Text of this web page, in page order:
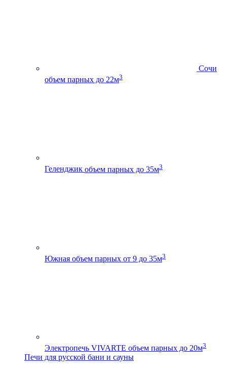
Сочи
объем парных до 22м3
Геленджик объем парных до 35м3
Южная объем парных от 9 до 35м3
Электропечь VIVARTE объем парных до 20м3
Печи для русской бани и сауны